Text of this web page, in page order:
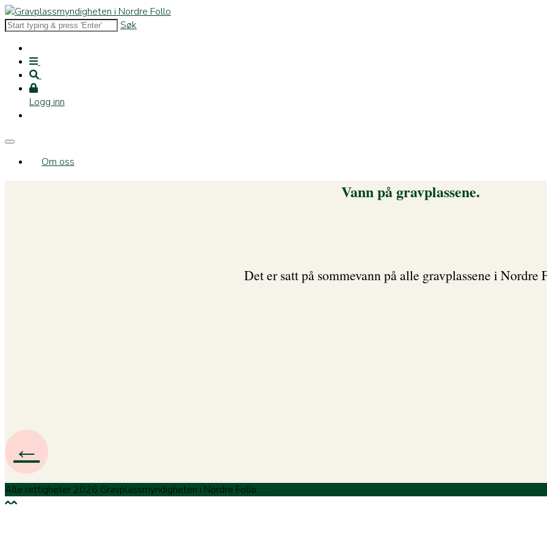
Søk
Logg inn
Om oss
Vann på gravplassene.
Det er satt på sommevann på alle gravplassene i Nordre
←
Alle rettigheter 2026 Gravplassmyndigheten i Nordre Follo : :